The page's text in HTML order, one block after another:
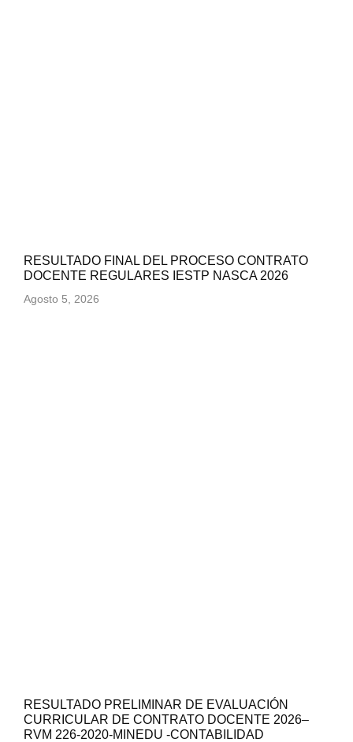
RESULTADO FINAL DEL PROCESO CONTRATO
DOCENTE REGULARES IESTP NASCA 2026
Agosto 5, 2026
RESULTADO PRELIMINAR DE EVALUACIÓN
CURRICULAR DE CONTRATO DOCENTE 2026–
RVM 226-2020-MINEDU -CONTABILIDAD